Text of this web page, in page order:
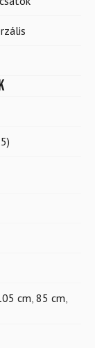
cm, 85 cm,